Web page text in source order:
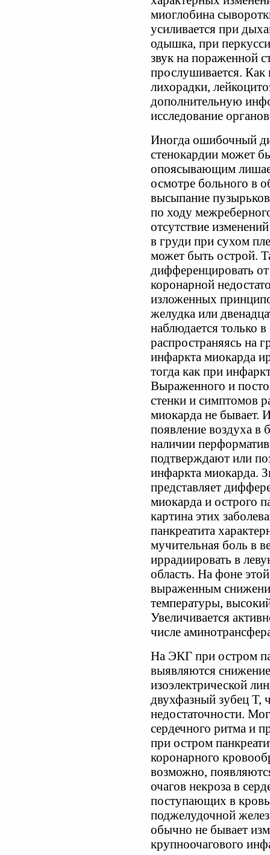
миоглобина
усиливается при
одышка, при
звук на пораженной
прослушивается. Как
лихорадки,
дополнительную
исследование
Иногда ошибочный
стенокардии может
опоясывающим
осмотре больного в
высыпание
по ходу
отсутствие
в груди при сухом
может быть острой.
дифференцировать
коронарной
изложенных
желудка или
наблюдается только
распространяясь на
инфаркта миокарда
тогда как при
Выраженного и
стенки и симптомов
миокарда не бывает.
появление воздуха
наличии
подтверждают или
инфаркта миокарда.
представляет
миокарда и острого
картина этих
панкреатита
мучительная боль в
иррадиировать в
область. На фоне
выраженным
температуры,
Увеличивается
числе
На ЭКГ при остром
выявляются
изоэлектрической
двухфазный зубец Т,
недостаточности.
сердечного ритма и
при остром
коронарного
возможно,
очагов некроза в
поступающих в
поджелудочной
обычно не бывает
крупноочагового